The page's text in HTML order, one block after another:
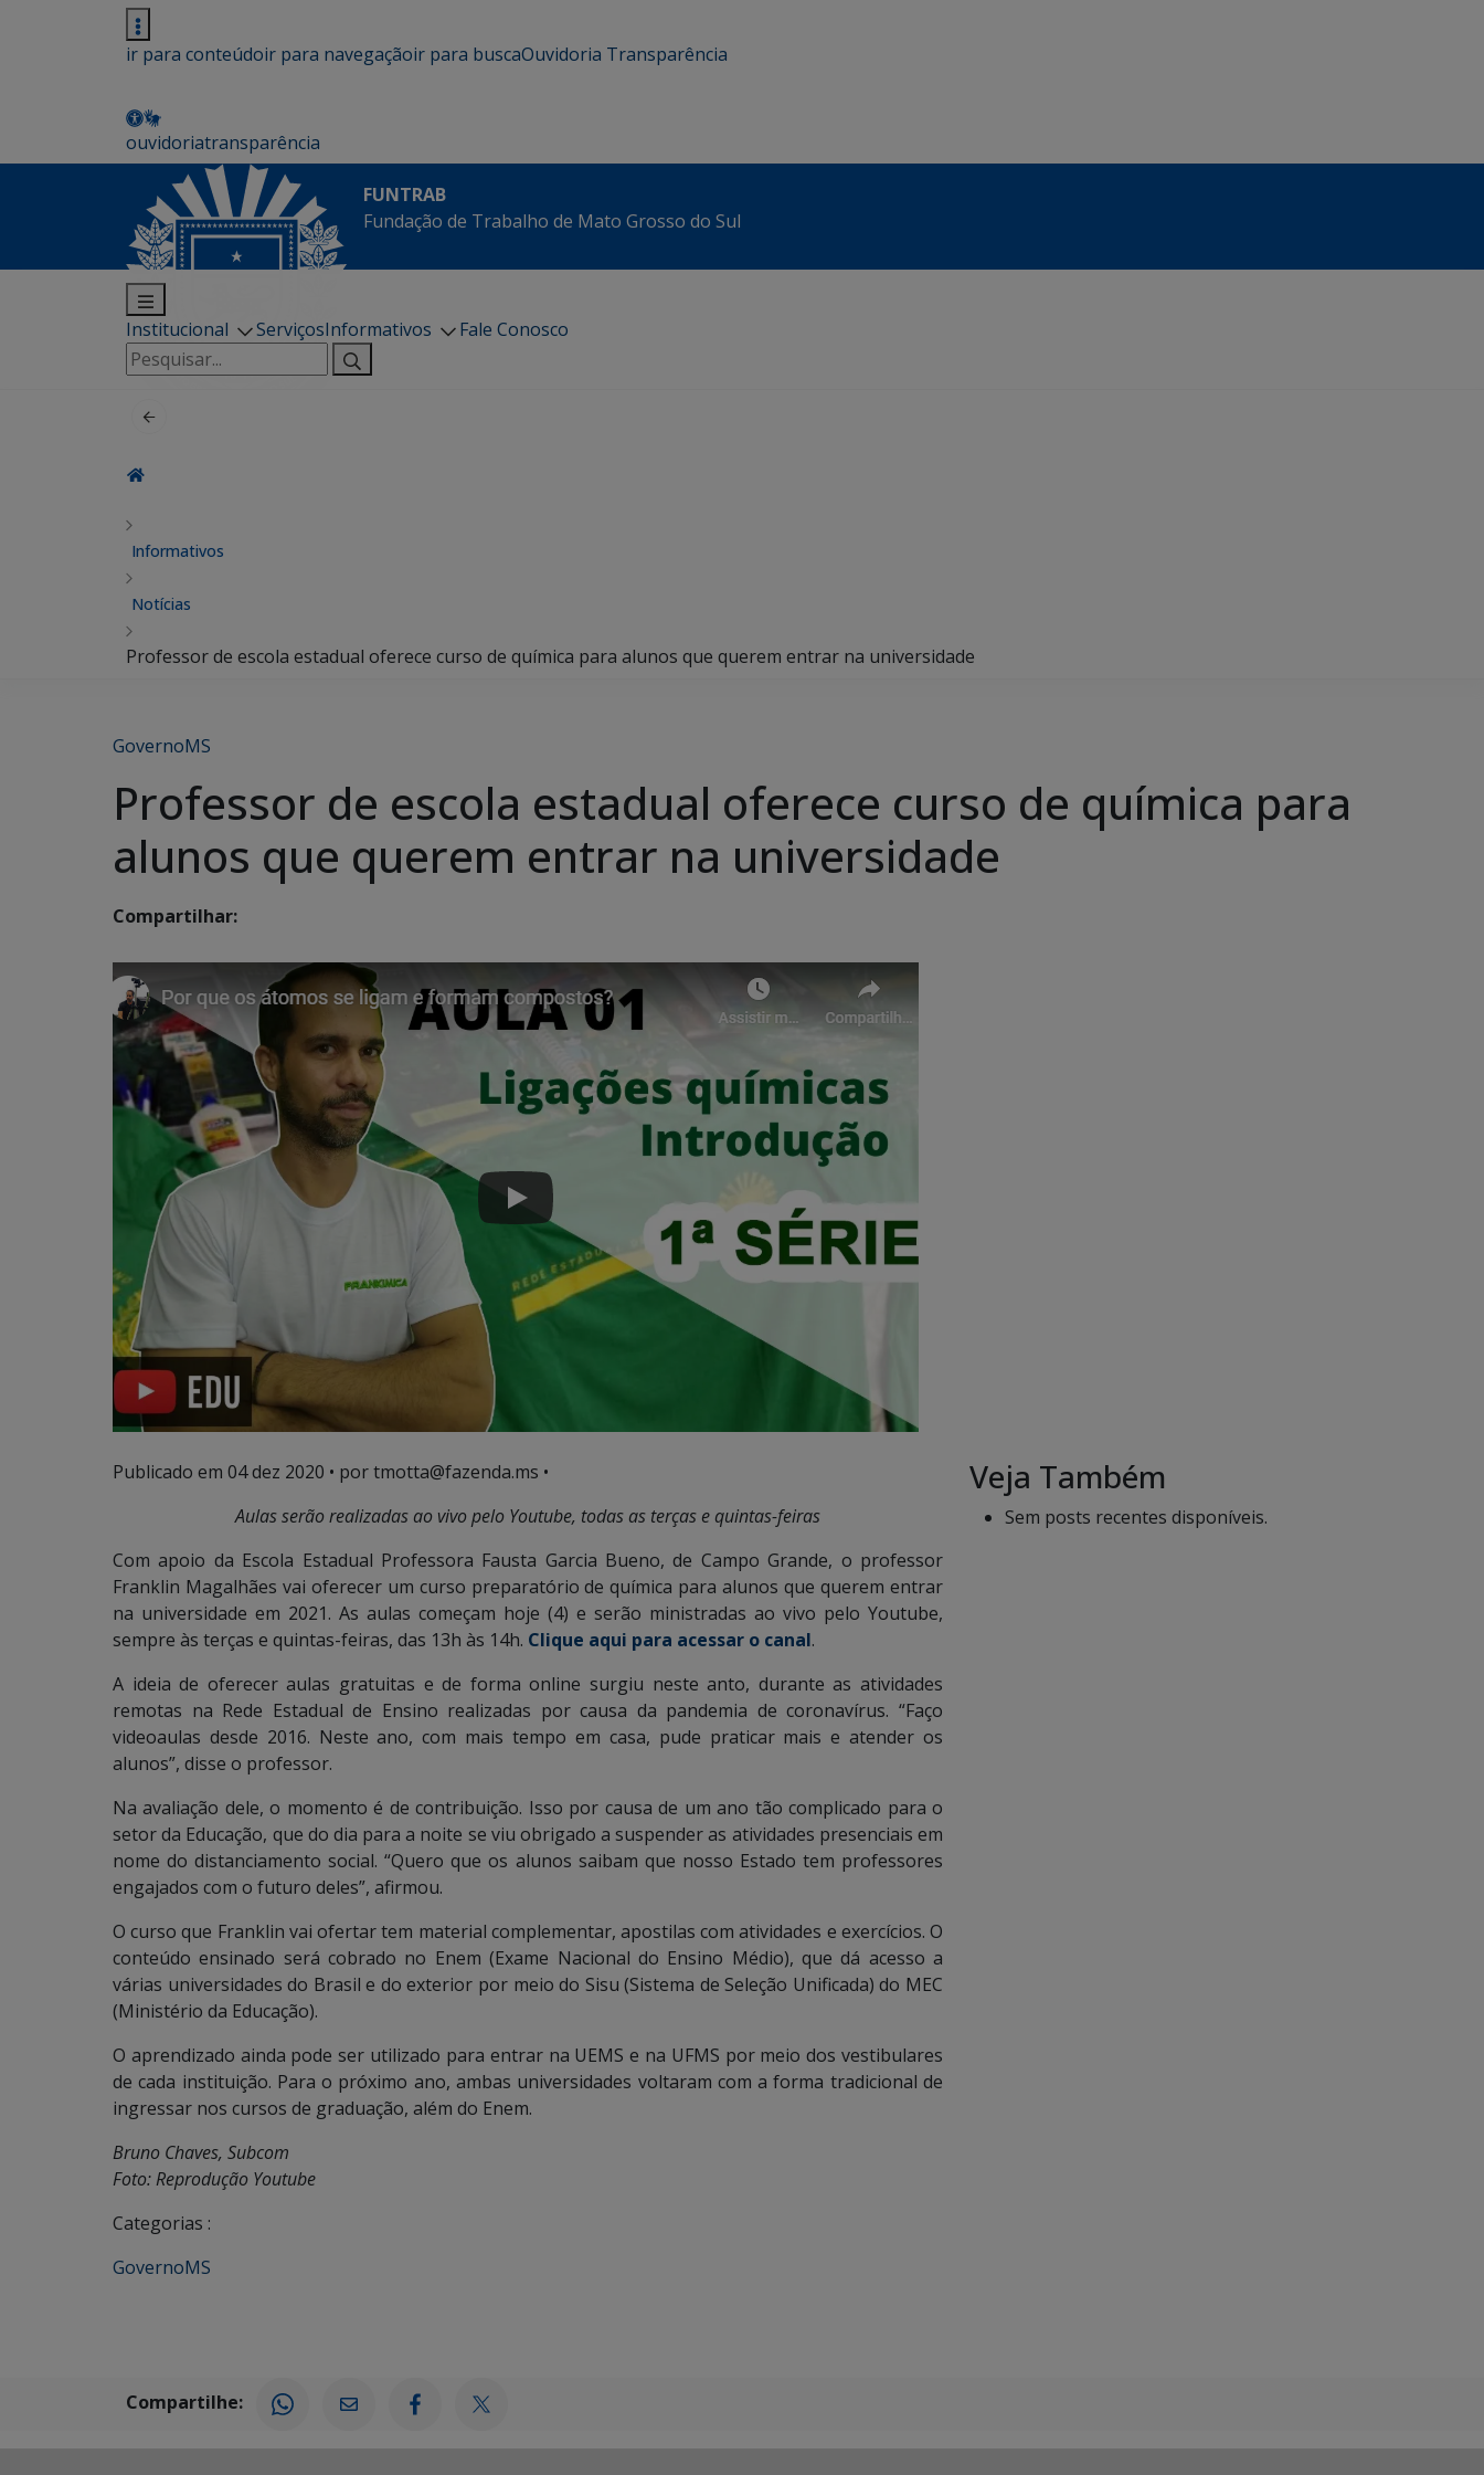
ir para conteúdoir para navegaçãoir para buscaOuvidoria Transparência
ouvidoriatransparência
FUNTRAB
Fundação de Trabalho de Mato Grosso do Sul
Institucional ServiçosInformativos
Fale Conosco
Pesquisar
por:
Informativos
Notícias
Professor de escola estadual oferece curso de química para alunos que querem entrar na universidade
GovernoMS
Professor de escola estadual oferece curso de química para
alunos que querem entrar na universidade
Compartilhar:
Publicado em 04 dez 2020 • por tmotta@fazenda.ms •
Aulas serão realizadas ao vivo pelo Youtube, todas as terças e quintas-feiras
Com apoio da Escola Estadual Professora Fausta Garcia Bueno, de Campo Grande, o professor
Franklin Magalhães vai oferecer um curso preparatório de química para alunos que querem entrar
na universidade em 2021. As aulas começam hoje (4) e serão ministradas ao vivo pelo Youtube,
sempre às terças e quintas-feiras, das 13h às 14h. Clique aqui para acessar o canal.
A ideia de oferecer aulas gratuitas e de forma online surgiu neste anto, durante as atividades
remotas na Rede Estadual de Ensino realizadas por causa da pandemia de coronavírus. “Faço
videoaulas desde 2016. Neste ano, com mais tempo em casa, pude praticar mais e atender os
alunos”, disse o professor.
Na avaliação dele, o momento é de contribuição. Isso por causa de um ano tão complicado para o
setor da Educação, que do dia para a noite se viu obrigado a suspender as atividades presenciais em
nome do distanciamento social. “Quero que os alunos saibam que nosso Estado tem professores
engajados com o futuro deles”, afirmou.
O curso que Franklin vai ofertar tem material complementar, apostilas com atividades e exercícios. O
conteúdo ensinado será cobrado no Enem (Exame Nacional do Ensino Médio), que dá acesso a
várias universidades do Brasil e do exterior por meio do Sisu (Sistema de Seleção Unificada) do MEC
(Ministério da Educação).
O aprendizado ainda pode ser utilizado para entrar na UEMS e na UFMS por meio dos vestibulares
de cada instituição. Para o próximo ano, ambas universidades voltaram com a forma tradicional de
ingressar nos cursos de graduação, além do Enem.
Bruno Chaves, Subcom
Foto: Reprodução Youtube
Categorias :
GovernoMS
Veja Também
Sem posts recentes disponíveis.
Compartilhe: